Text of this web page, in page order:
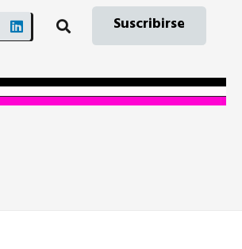
Suscribirse